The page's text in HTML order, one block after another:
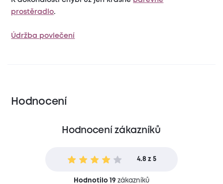
prostěradlo.
Údržba povlečení
Hodnocení
Hodnocení zákazníků
4.8 z 5
Hodnotilo 19 zákazníků